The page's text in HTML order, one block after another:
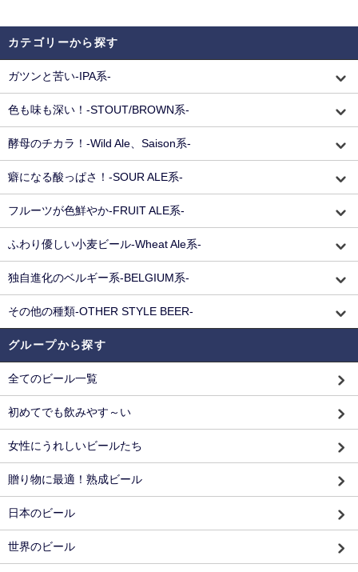
カテゴリーから探す
ガツンと苦い-IPA系-
色も味も深い！-STOUT/BROWN系-
酵母のチカラ！-Wild Ale、Saison系-
癖になる酸っぱさ！-SOUR ALE系-
フルーツが色鮮やか-FRUIT ALE系-
ふわり優しい小麦ビール-Wheat Ale系-
独自進化のベルギー系-BELGIUM系-
その他の種類-OTHER STYLE BEER-
グループから探す
全てのビール一覧
初めてでも飲みやす～い
女性にうれしいビールたち
贈り物に最適！熟成ビール
日本のビール
世界のビール